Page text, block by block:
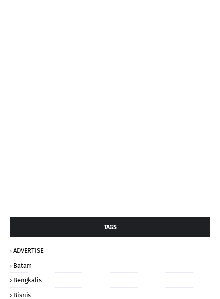
TAGS
ADVERTISE
Batam
Bengkalis
Bisnis